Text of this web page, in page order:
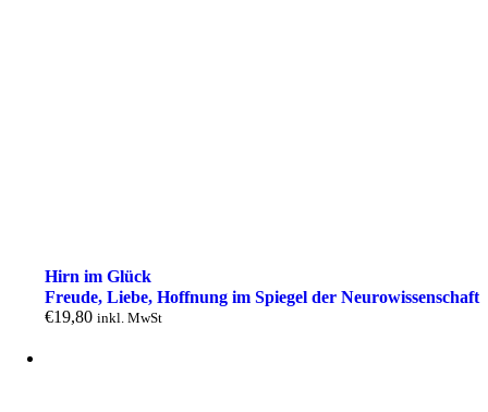
Hirn im Glück
Freude, Liebe, Hoffnung im Spiegel der Neuro­wissen­schaft
€19,80 inkl. MwSt